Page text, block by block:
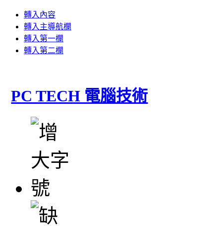
轉入內容
轉入主導航欄
轉入第一欄
轉入第二欄
PC TECH 電腦技術